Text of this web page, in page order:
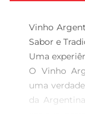
Vinho
Sabor e
Uma
O Vinho
uma
da
momentos